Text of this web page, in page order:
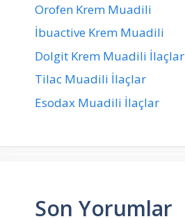
Orofen Krem Muadili
İbuactive Krem Muadili
Dolgit Krem Muadili İlaçlar
Tilac Muadili İlaçlar
Esodax Muadili İlaçlar
Son Yorumlar